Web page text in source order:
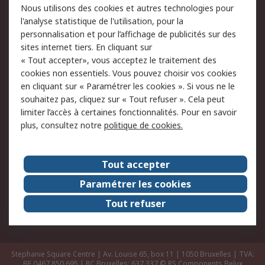
Retours
Support technique
Track & trace
Legal
Politique de cookies
Sécurité des e-mails
Politique de protection
des données - Mise à
jour
Conditions générales
de vente
A propos de RS
Le groupe RS Group
A propos de RS
RS dans le monde
Travaillez chez RS
ESG
Stephanie Square Centre | Av. Louise 65, box 11 | 1050 Bruxelles | TVA:
Nous utilisons des cookies et autres technologies pour
l'analyse statistique de l'utilisation, pour la
personnalisation et pour l’affichage de publicités sur des
sites internet tiers. En cliquant sur
« Tout accepter», vous acceptez le traitement des
cookies non essentiels. Vous pouvez choisir vos cookies
en cliquant sur « Paramétrer les cookies ». Si vous ne le
souhaitez pas, cliquez sur « Tout refuser ». Cela peut
limiter l’accès à certaines fonctionnalités. Pour en savoir
plus, consultez notre politique de cookies.
Tout accepter
Paramétrer les cookies
Tout refuser